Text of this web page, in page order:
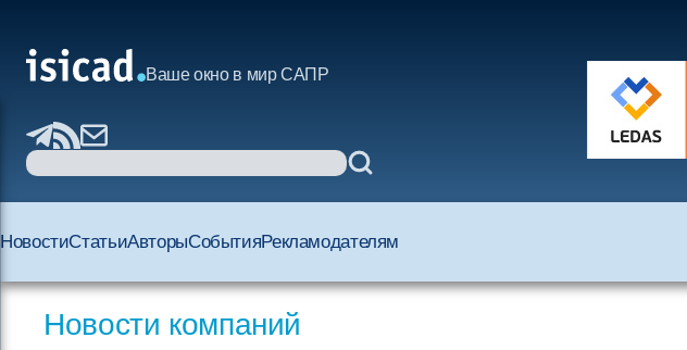
Ваше окно в мир САПР
НовостиСтатьиАвторыСобытияРекламодателям
Новости компаний